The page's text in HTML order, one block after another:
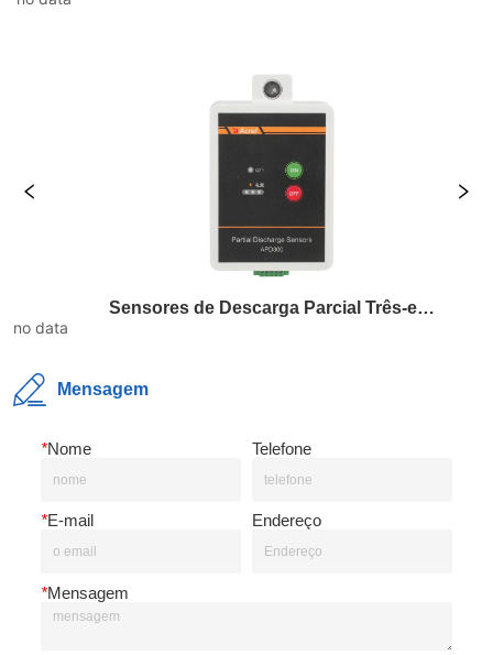
Sensores de Descarga Parcial Três-em-Um Relé de
no data
Mensagem
*Nome Telefone
*E-mail Endereço
*Mensagem